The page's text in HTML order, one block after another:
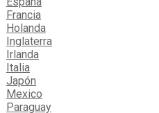
Francia
Holanda
Inglaterra
Irlanda
Italia
Japón
Mexico
Paraguay